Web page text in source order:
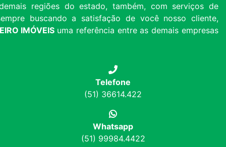
regiões do estado, também, com serviços de
buscando a satisfação de você nosso cliente,
IMÓVEIS uma referência entre as demais empresas
Telefone
(51) 36614.422
Whatsapp
(51) 99984.4422